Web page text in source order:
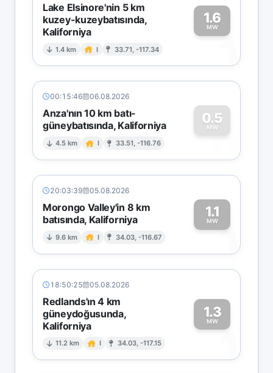
Lake Elsinore'nin 5 km
kuzey-kuzeybatısında,
Kaliforniya
1.4 km I 33.71, -117.34
1.6
MW
1
00:15:46 06.08.2026
Anza'nın 10 km batı-
güneybatısında, Kaliforniya
4.5 km I 33.51, -116.76
0.5
MW
0
20:03:39 05.08.2026
Morongo Valley'in 8 km
batısında, Kaliforniya
9.6 km I 34.03, -116.67
1.1
MW1
18:50:25 05.08.2026
Redlands'ın 4 km
güneydoğusunda,
Kaliforniya
11.2 km I 34.03, -117.15
1.3
MW
1